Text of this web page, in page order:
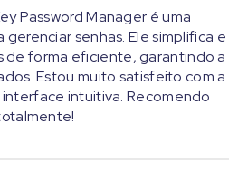
Password Manager é uma
senhas. Ele simplifica e
de forma eficiente, garantindo a
Estou muito satisfeito com a
intuitiva. Recomendo